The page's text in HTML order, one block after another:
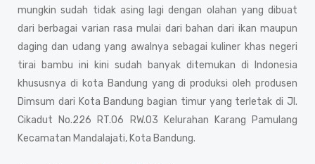
mungkin sudah tidak asing lagi dengan olahan yang dibuat
dari berbagai varian rasa mulai dari bahan dari ikan maupun
daging dan udang yang awalnya sebagai kuliner khas negeri
tirai bambu ini kini sudah banyak ditemukan di Indonesia
khususnya di kota Bandung yang di produksi oleh produsen
Dimsum dari Kota Bandung bagian timur yang terletak di Jl.
Cikadut No.226 RT.06 RW.03 Kelurahan Karang Pamulang
Kecamatan Mandalajati, Kota Bandung.